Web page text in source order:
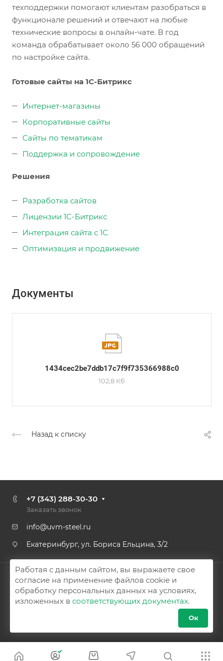
техподдержки помогают клиентам разобраться в
функционале решений и отвечают на любые
технические вопросы в онлайн-чате. В год
команда обрабатывает около 56 000 обращений
по настройке сайта.
Готовые сайты на 1С-Битрикс
Интернет-магазины
Корпоративные сайты
Сайты по тематикам
Поддержка и сопровождение
Решения
Разработка сайтов
Лицензии 1С-Битрикс
Интеграция сайта с 1С
Оптимизация и продвижение
Документы
1434cec2be7ddb17c7f9f735366988c0
102,8 Кб
Назад к списку
+7 (343) 288-30-30
Заказать звонок
info@uvm-steel.ru
Екатеринбург, ул. Бориса Ельцина, 3/2
© 2026 Аспро: Корпоративный сайт 3.0
Политика конфиденциальности Карта сайта
Работая с данным сайтом, вы выражаете свое
согласие на применение файлов cookie и
обработку персональных данных на условиях,
изложенных в соответствующих документах.
Ок